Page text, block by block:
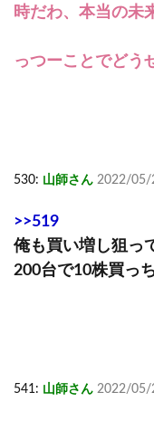
時だわ、本当の未
っつーことでどう
530: 山師さん 2022/05/
>>519
俺も買い増し狙っ
200台で10株買っ
541: 山師さん 2022/05/